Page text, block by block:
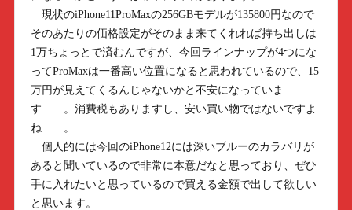
現状のiPhone11ProMaxの256GBモデルが135800円なので
そのあたりの価格設定がそのまま来てくれれば持ち出しは
1万ちょっとで済むんですが、今回ラインナップが4つにな
ってProMaxは一番高い位置になると思われているので、15
万円が見えてくるんじゃないかと不安になっていま
す……。消費税もありますし、安い買い物ではないですよ
ね……。
個人的には今回のiPhone12には深いブルーのカラバリが
あると聞いているので非常に本意だなと思っており、ぜひ
手に入れたいと思っているので買える金額で出して欲しい
と思います。